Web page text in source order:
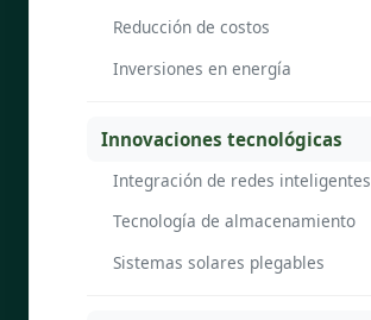
Reducción de costos
Inversiones en energía
Innovaciones tecnológicas
Integración de redes inteligentes
Tecnología de almacenamiento
Sistemas solares plegables